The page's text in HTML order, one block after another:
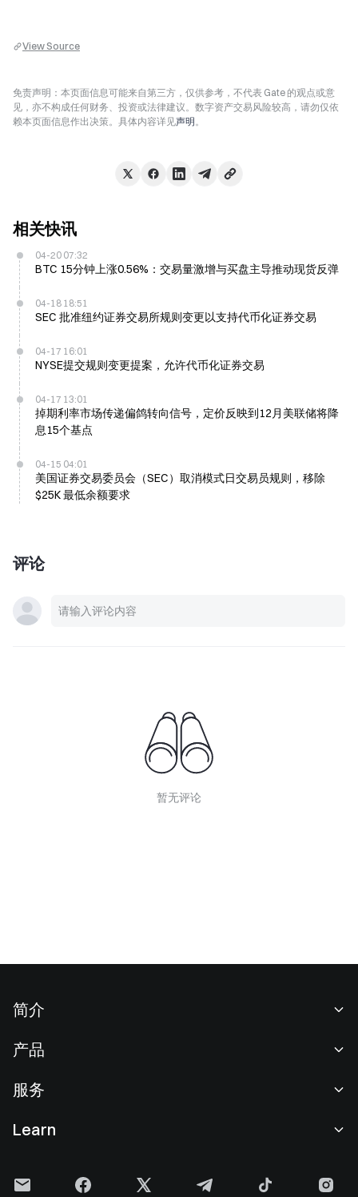
View Source
免责声明：本页面信息可能来自第三方，仅供参考，不代表 Gate 的观点或意
见，亦不构成任何财务、投资或法律建议。数字资产交易风险较高，请勿仅依
赖本页面信息作出决策。具体内容详见声明。
相关快讯
04-20 07:32
BTC 15分钟上涨0.56%：交易量激增与买盘主导推动现货反弹
04-18 18:51
SEC 批准纽约证券交易所规则变更以支持代币化证券交易
04-17 16:01
NYSE提交规则变更提案，允许代币化证券交易
04-17 13:01
掉期利率市场传递偏鸽转向信号，定价反映到12月美联储将降
息15个基点
04-15 04:01
美国证券交易委员会（SEC）取消模式日交易员规则，移除
$25K 最低余额要求
评论
暂无评论
简介
新闻中心
产品
现货交易
理财中心
服务
Learn
Gate 快讯